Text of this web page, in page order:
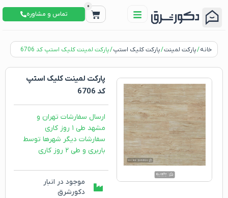
0
تماس و مشاوره
خانه/پارکت لمینت/پارکت کلیک استپ/ پارکت لمینت کلیک استپ کد 6706
پارکت لمینت کلیک استپ
کد 6706
ارسال سفارشات تهران و
مشهد طی ۱ روز کاری
سفارشات دیگر شهرها توسط
باربری و طی ۲ روز کاری
موجود در انبار
دکورشرق